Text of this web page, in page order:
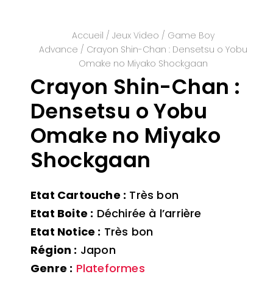
Accueil / Jeux Video / Game Boy
Advance / Crayon Shin-Chan : Densetsu o Yobu
Omake no Miyako Shockgaan
Crayon Shin-Chan :
Densetsu o Yobu
Omake no Miyako
Shockgaan
Etat Cartouche : Très bon
Etat Boite : Déchirée à l’arrière
Etat Notice : Très bon
Région : Japon
Genre : Plateformes